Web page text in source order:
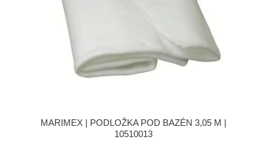
MARIMEX | PODLOŽKA POD BAZÉN 3,05 M |
10510013